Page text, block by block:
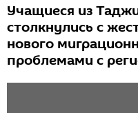
Учащиеся из
столкнулись с
нового
проблемами с